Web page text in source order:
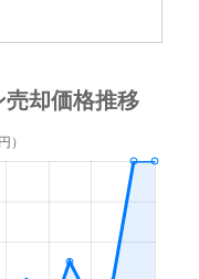
環状通東
通東
18条